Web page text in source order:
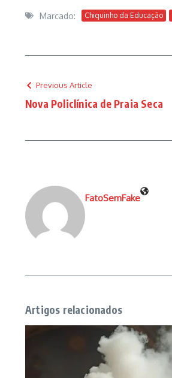
Marcado: Chiquinho da Educação
Previous Article
Nova Policlínica de Praia Seca
FatoSemFake
Artigos relacionados